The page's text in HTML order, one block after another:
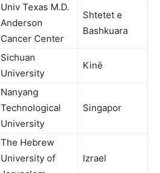
Univ Texas M.D.
Anderson
Cancer Center
Shtetet e
Bashkuara
Sichuan
University
Kinë
Nanyang
Technological
University
Singapor
The Hebrew
University of
Izrael